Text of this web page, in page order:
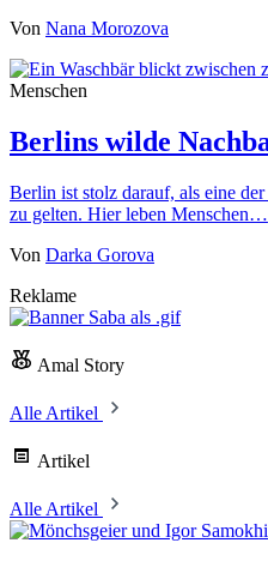
Von Nana Morozova
Menschen
Berlins wilde
Berlin ist stolz darauf, als eine
zu gelten. Hier leben Menschen…
Von Darka Gorova
Reklame
Amal Story
Alle Artikel
Artikel
Alle Artikel